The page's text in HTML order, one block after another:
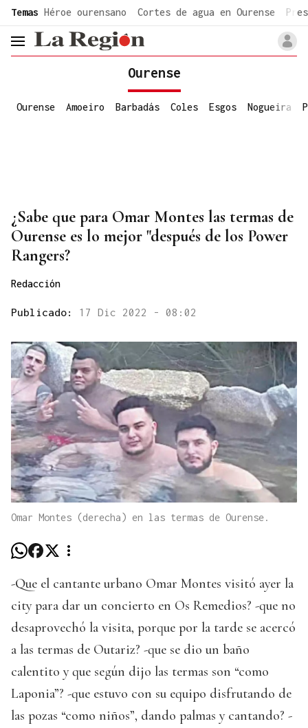
common.go-to-content
Temas Héroe ourensano Cortes de agua en Ourense
header.menu.open
Ourense
Ourense Amoeiro Barbadás Coles Esgos Nogueira
¿Sabe que para Omar Montes las termas de
Ourense es lo mejor "después de los Power
Rangers?
Redacción
Publicado: 17 Dic 2022 - 08:02
Omar Montes (derecha) en las termas de Ourense.
-Que el cantante urbano Omar Montes visitó ayer la
city para dar un concierto en Os Remedios? -que no
desaprovechó la visita, porque por la tarde se acercó
a las termas de Outariz? -que se dio un baño
calentito y que según dijo las termas son “como
Laponia”? -que estuvo con su equipo disfrutando de
las pozas “como niños”, dando palmas y cantando? -